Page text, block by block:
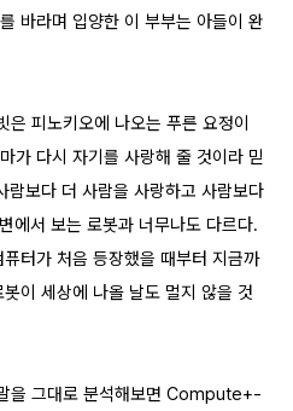
바라며 입양한 이 부부는 아들이 완
은 피노키오에 나오는 푸른 요정이
가 다시 자기를 사랑해 줄 것이라 믿
람보다 더 사람을 사랑하고 사람보다
에서 보는 로봇과 너무나도 다르다.
터가 처음 등장했을 때부터 지금까
이 세상에 나올 날도 멀지 않을 것
을 그대로 분석해보면 Compute+-